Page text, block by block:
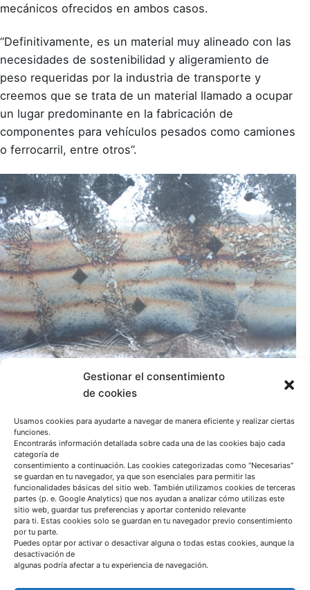
Gestionar el consentimiento
de cookies
Usamos cookies para ayudarte a navegar de manera eficiente y realizar ciertas
funciones.
Encontrarás información detallada sobre cada una de las cookies bajo cada
categoría de
consentimiento a continuación. Las cookies categorizadas como “Necesarias”
se guardan en tu navegador, ya que son esenciales para permitir las
funcionalidades básicas del sitio web. También utilizamos cookies de terceras
partes (p. e. Google Analytics) que nos ayudan a analizar cómo utilizas este
sitio web, guardar tus preferencias y aportar contenido relevante
para ti. Estas cookies solo se guardan en tu navegador previo consentimiento
por tu parte.
Puedes optar por activar o desactivar alguna o todas estas cookies, aunque la
desactivación de
algunas podría afectar a tu experiencia de navegación.
mecánicos ofrecidos en ambos casos.
“Definitivamente, es un material muy alineado con las
necesidades de sostenibilidad y aligeramiento de
peso requeridas por la industria de transporte y
creemos que se trata de un material llamado a ocupar
un lugar predominante en la fabricación de
componentes para vehículos pesados como camiones
o ferrocarril, entre otros”.
Related Posts
Azterlan Team
octubre 24, 2022
Desarrollo de los materiales del futuro para
el transporte de hidrógeno
H2MAT project Noticia